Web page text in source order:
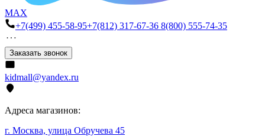
MAX
+7(499) 455-58-95+7(812) 317-67-36 8(800) 555-74-35
Заказать звонок
kidmall@yandex.ru
Адреса магазинов:
г. Москва, улица Обручева 45